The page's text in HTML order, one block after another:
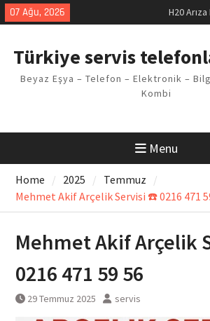
Skip
to
07 Ağu, 2026
LG kombi
Arçelik
Vaillant
Ferroli
Türkiye servis
Beyaz Eşya – Telefon – Elektronik –
Kombi
Menu
Home 2025
Temmuz
Mehmet Akif Arçelik Servisi ☎️ 0216 471
Mehmet Akif Arçelik
0216 471 59 56
29 Temmuz 2025 servis